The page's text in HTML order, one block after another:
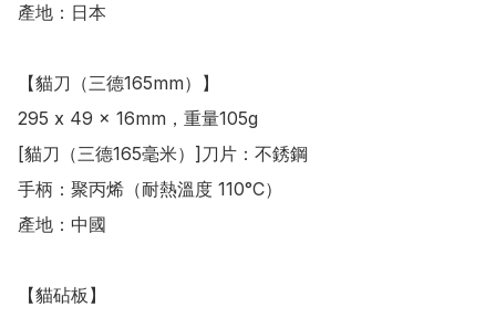
產地：日本
【貓刀（三德165mm）】
295 x 49 x 16mm，重量105g
[貓刀（三德165毫米）]刀片：不銹鋼
手柄：聚丙烯（耐熱溫度 110°C）
產地：中國
【貓砧板】